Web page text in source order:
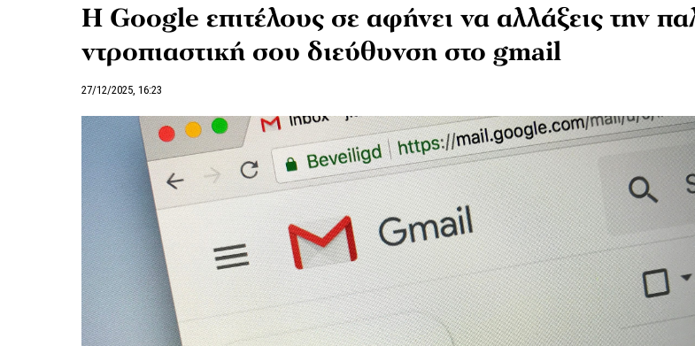
Η Google επιτέλους σε αφήνει να αλλάξεις την
ντροπιαστική σου διεύθυνση στο gmail
27/12/2025, 16:23